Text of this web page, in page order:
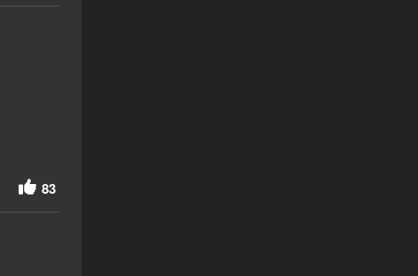
83